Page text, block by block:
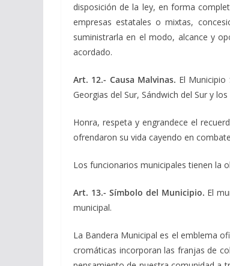
disposición de la ley, en forma
empresas estatales o mixtas,
suministrarla en el modo, alcance y
acordado.
Art. 12.- Causa Malvinas. El
Georgias del Sur, Sándwich del Sur y
Honra, respeta y engrandece el
ofrendaron su vida cayendo en
Los funcionarios municipales tienen la
Art. 13.- Símbolo del Municipio. El
municipal.
La Bandera Municipal es el emblema
cromáticas incorporan las franjas de